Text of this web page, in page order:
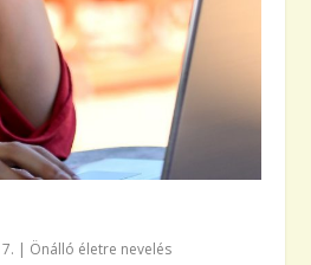
| Önálló életre nevelés